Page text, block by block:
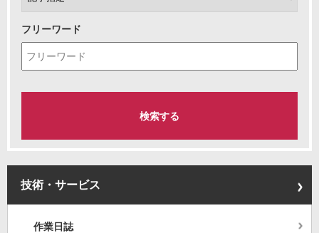
フリーワード
技術・サービス
作業日誌